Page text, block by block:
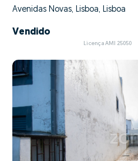
Avenidas Novas, Lisboa, Lisboa
Vendido
Licença AMI 25050